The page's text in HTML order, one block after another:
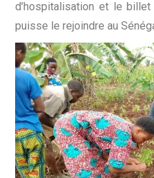
d’hospitalisation et le
puisse le rejoindre au